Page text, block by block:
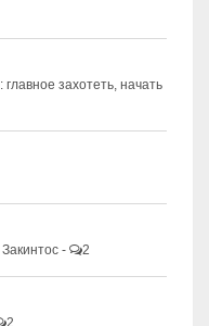
захотеть, начать
- 2
2